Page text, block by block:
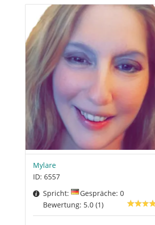
Mylare
ID: 6557
Spricht:
Gespräche: 0
Bewertung: 5.0 (1)